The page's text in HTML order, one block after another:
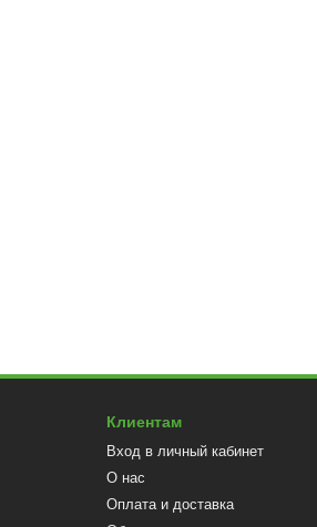
Клиентам
Вход в личный кабинет
О нас
Оплата и доставка